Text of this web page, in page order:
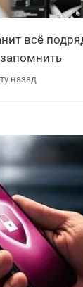
всё
назад